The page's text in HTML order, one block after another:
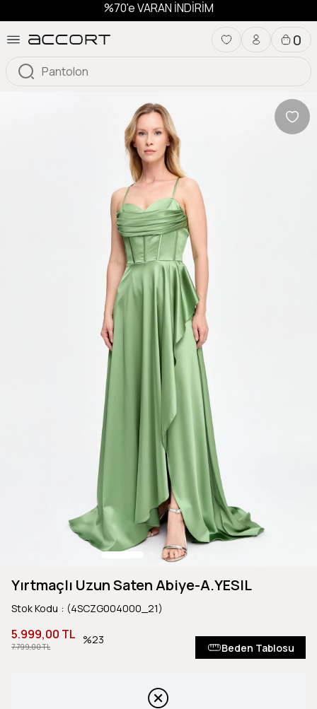
%70'e VARAN İNDİRİM
0
Yırtmaçlı Uzun Saten Abiye-A.YESIL
Stok Kodu (4SCZG004000_21)
7.799,00 TL
5.999,00 TL 23
Beden Tablosu